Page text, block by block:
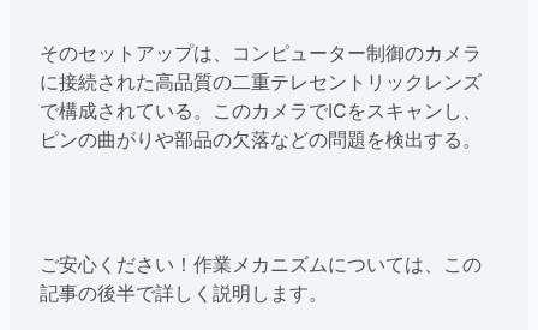
そのセットアップは、コンピューター制御のカメラ
に接続された高品質の二重テレセントリックレンズ
で構成されている。このカメラでICをスキャンし、
ピンの曲がりや部品の欠落などの問題を検出する。
ご安心ください！作業メカニズムについては、この
記事の後半で詳しく説明します。